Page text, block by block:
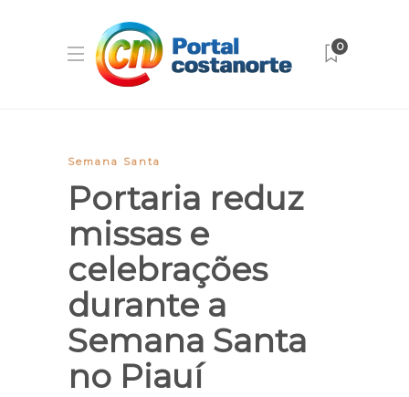
0
Semana Santa
Portaria reduz
missas e
celebrações
durante a
Semana Santa
no Piauí